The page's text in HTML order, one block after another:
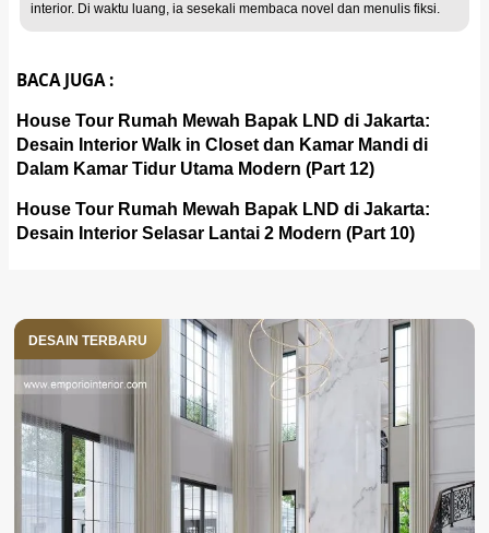
interior. Di waktu luang, ia sesekali membaca novel dan menulis fiksi.
BACA JUGA :
House Tour Rumah Mewah Bapak LND di Jakarta:
Desain Interior Walk in Closet dan Kamar Mandi di
Dalam Kamar Tidur Utama Modern (Part 12)
House Tour Rumah Mewah Bapak LND di Jakarta:
Desain Interior Selasar Lantai 2 Modern (Part 10)
DESAIN TERBARU